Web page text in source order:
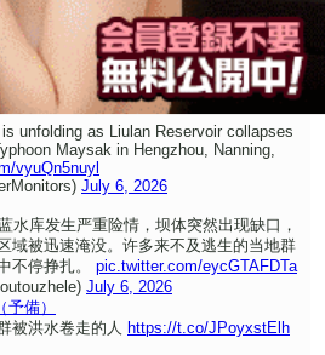
unfolding as Liulan Reservoir collapses
Maysak in Hengzhou, Nanning,
vyuQn5nuyl
July 6, 2026
水库发生严重险情，坝体突然出现缺口，
域被迅速淹没。许多来不及逃生的当地群
不停挣扎。 pic.twitter.com/eycGTAFDTa
July 6, 2026
（予備）
被洪水卷走的人
https://t.co/JPoyxstElh